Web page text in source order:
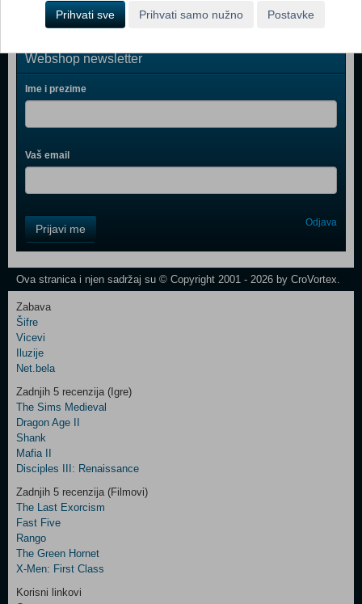
Webshop newsletter
Ime i prezime
Vaš email
Field
One
Newsletter
Control
Field
Two
Newsletter
Control
Field
Three
Newsletter
Prijavi me Odjava
Ova stranica i njen sadržaj su © Copyright 2001 - 2026 by CroVortex.
Zabava
Šifre
Vicevi
Iluzije
Net.bela
Zadnjih 5 recenzija (Igre)
The Sims Medieval
Dragon Age II
Shank
Mafia II
Disciples III: Renaissance
Zadnjih 5 recenzija (Filmovi)
The Last Exorcism
Fast Five
Rango
The Green Hornet
X-Men: First Class
Korisni linkovi
Prihvati sve Prihvati samo nužno Postavke